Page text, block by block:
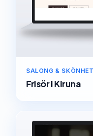
SALONG & SKÖNHET
FrisöriKiruna